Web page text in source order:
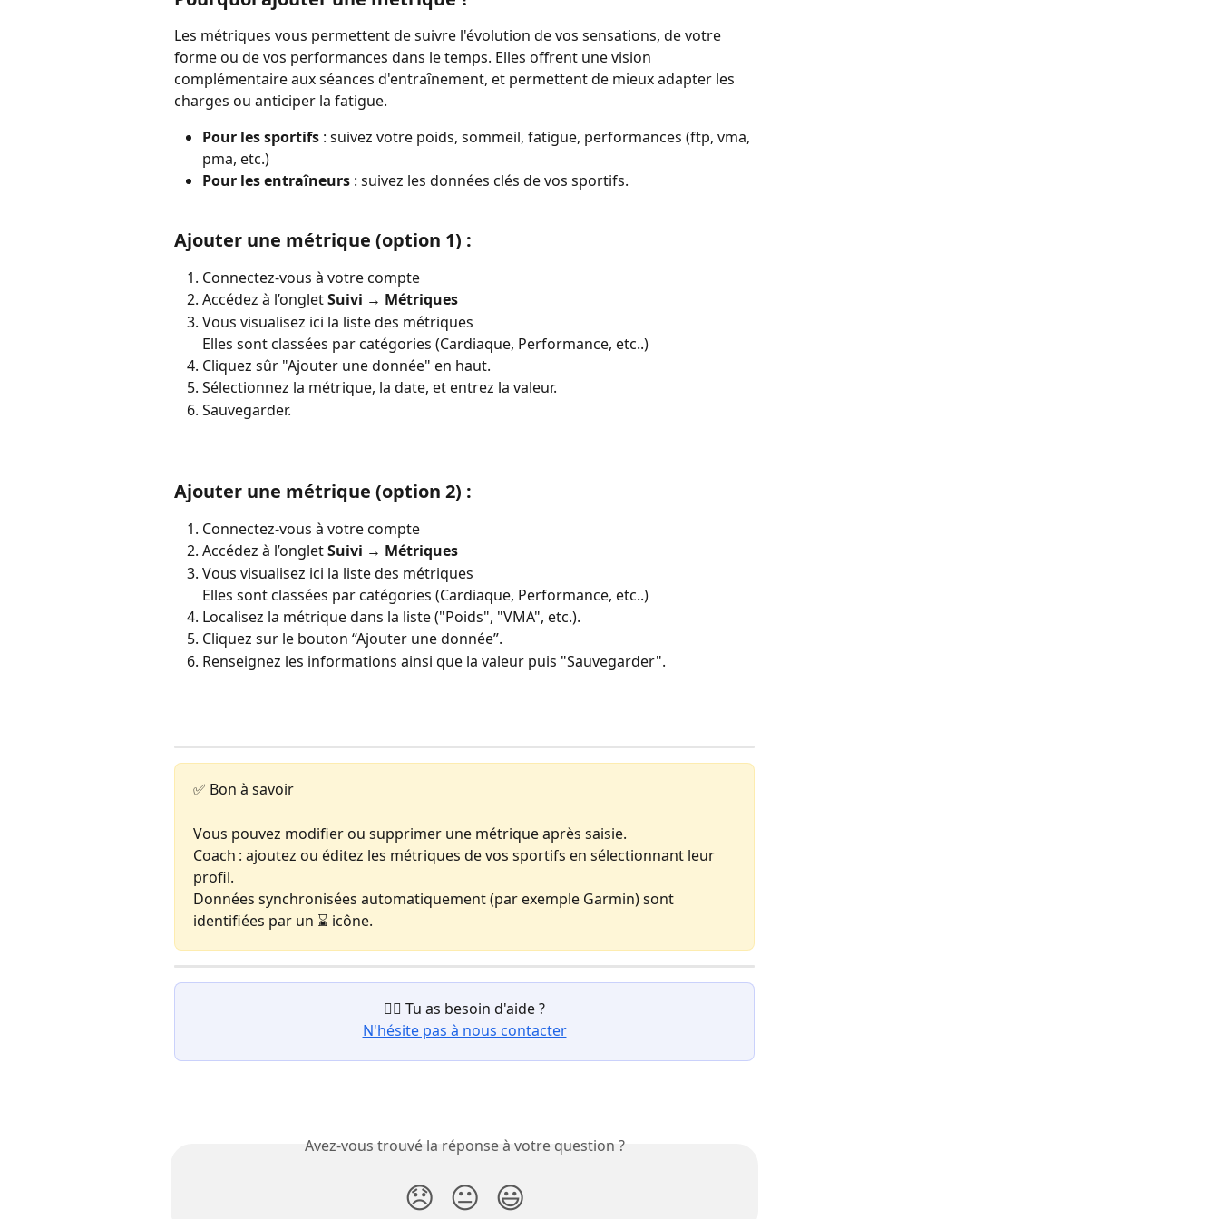
Les métriques vous permettent de suivre l'évolution de vos sensations, de votre
forme ou de vos performances dans le temps. Elles offrent une vision
complémentaire aux séances d'entraînement, et permettent de mieux adapter les
charges ou anticiper la fatigue.
Pour les sportifs : suivez votre poids, sommeil, fatigue, performances (ftp, vma,
pma, etc.)
Pour les entraîneurs : suivez les données clés de vos sportifs.
Ajouter une métrique (option 1) :
Connectez-vous à votre compte
Accédez à l’onglet Suivi → Métriques
Vous visualisez ici la liste des métriques
Elles sont classées par catégories (Cardiaque, Performance, etc..)
Cliquez sûr "Ajouter une donnée" en haut.
Sélectionnez la métrique, la date, et entrez la valeur.
Sauvegarder.
Ajouter une métrique (option 2) :
Connectez-vous à votre compte
Accédez à l’onglet Suivi → Métriques
Vous visualisez ici la liste des métriques
Elles sont classées par catégories (Cardiaque, Performance, etc..)
Localisez la métrique dans la liste ("Poids", "VMA", etc.).
Cliquez sur le bouton “Ajouter une donnée”.
Renseignez les informations ainsi que la valeur puis "Sauvegarder".
✅ Bon à savoir
Vous pouvez modifier ou supprimer une métrique après saisie.
Coach : ajoutez ou éditez les métriques de vos sportifs en sélectionnant leur
profil.
Données synchronisées automatiquement (par exemple Garmin) sont
identifiées par un ⌛ icône.
😵‍💫 Tu as besoin d'aide ?
N'hésite pas à nous contacter
Avez-vous trouvé la réponse à votre question ?
😞 😐 😃